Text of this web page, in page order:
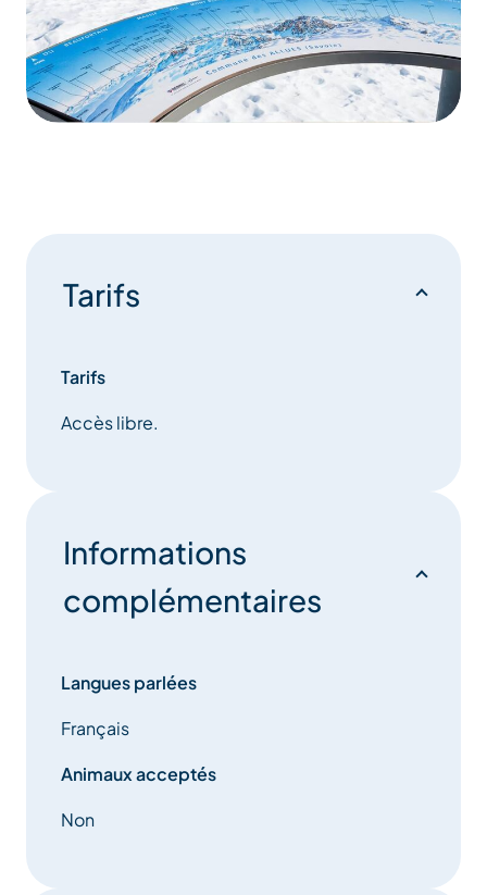
Tarifs
Tarifs
Accès libre.
Informations
complémentaires
Langues parlées
Français
Animaux acceptés
Non